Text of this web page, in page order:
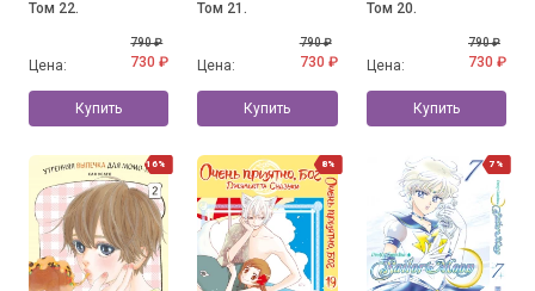
Том 22.
Цена:
790 ₽
730 ₽
Купить
Том 21.
Цена:
790 ₽
730 ₽
Купить
Том 20.
Цена:
790 ₽
730 ₽
Купить
16% 8% 7%